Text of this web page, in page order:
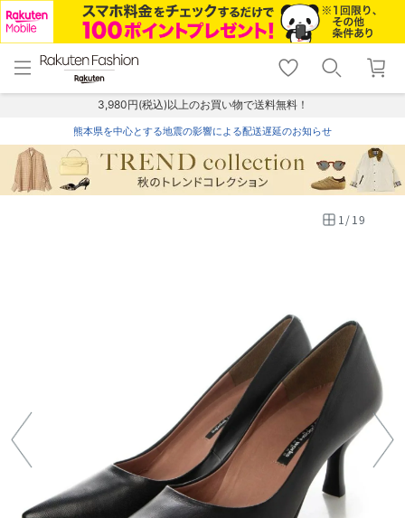
menu home
トップ
shopping_cart lock_outline
ログイン
3,980円(税込)以上のお買い物で送料無料！
熊本県を中心とする地震の影響による配送遅延のお知らせ
1/19